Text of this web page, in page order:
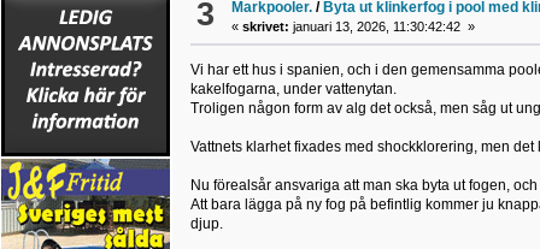
3 Markpooler. / Byta ut klinkerfog i pool med
«skrivet: januari 13, 2026, 11:30:42:42 »
Vi har ett hus i spanien, och i den gemensamma
kakelfogarna, under vattenytan.
Troligen någon form av alg det också, men såg ut
Vattnets klarhet fixades med shockklorering, men
Nu förealsår ansvariga att man ska byta ut fogen,
Att bara lägga på ny fog på befintlig kommer ju
djup.